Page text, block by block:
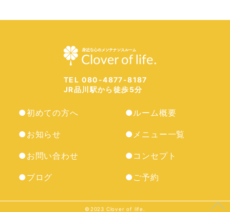
TEL 080-4877-8187
JR品川駅から徒歩5分
●初めての方へ ●ルーム概要
●お知らせ ●メニュー一覧
●お問い合わせ ●コンセプト
●ブログ ●ご予約
©︎2023 Clover of life.